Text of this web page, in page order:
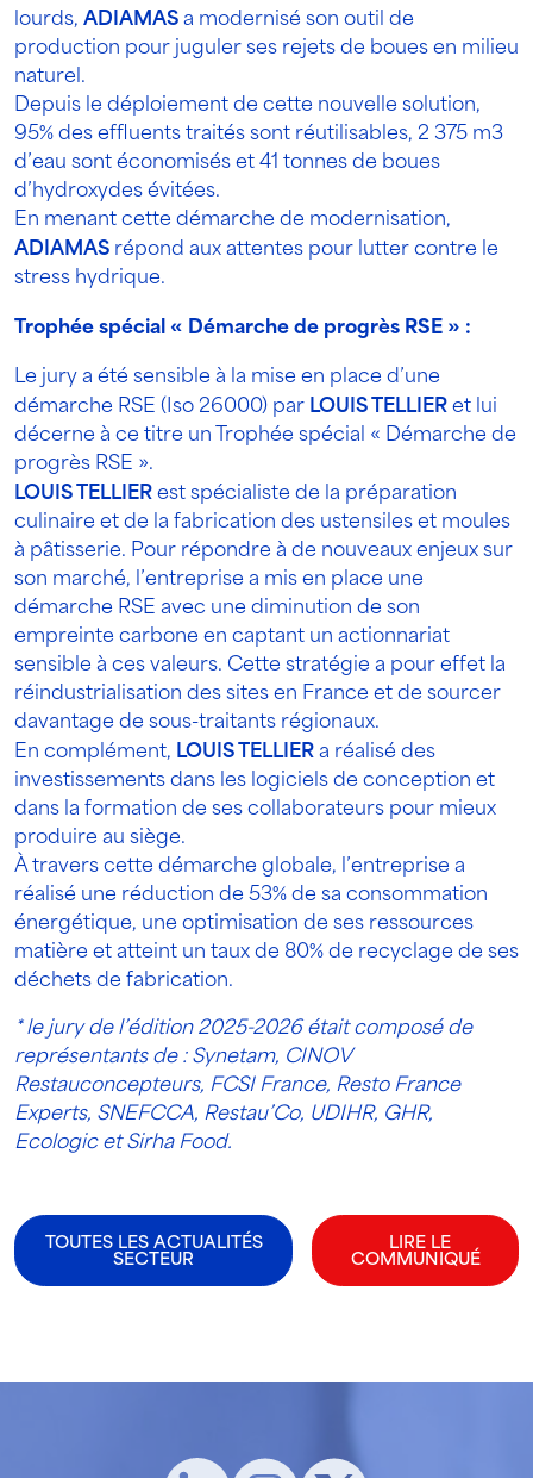
lourds, ADIAMAS a modernisé son outil de
production pour juguler ses rejets de boues en milieu
naturel.
Depuis le déploiement de cette nouvelle solution,
95% des effluents traités sont réutilisables, 2 375 m3
d’eau sont économisés et 41 tonnes de boues
d’hydroxydes évitées.
En menant cette démarche de modernisation,
ADIAMAS répond aux attentes pour lutter contre le
stress hydrique.
Trophée spécial « Démarche de progrès RSE » :
Le jury a été sensible à la mise en place d’une
démarche RSE (Iso 26000) par LOUIS TELLIER et lui
décerne à ce titre un Trophée spécial « Démarche de
progrès RSE ».
LOUIS TELLIER est spécialiste de la préparation
culinaire et de la fabrication des ustensiles et moules
à pâtisserie. Pour répondre à de nouveaux enjeux sur
son marché, l’entreprise a mis en place une
démarche RSE avec une diminution de son
empreinte carbone en captant un actionnariat
sensible à ces valeurs. Cette stratégie a pour effet la
réindustrialisation des sites en France et de sourcer
davantage de sous-traitants régionaux.
En complément, LOUIS TELLIER a réalisé des
investissements dans les logiciels de conception et
dans la formation de ses collaborateurs pour mieux
produire au siège.
À travers cette démarche globale, l’entreprise a
réalisé une réduction de 53% de sa consommation
énergétique, une optimisation de ses ressources
matière et atteint un taux de 80% de recyclage de ses
déchets de fabrication.
* le jury de l’édition 2025-2026 était composé de
représentants de : Synetam, CINOV
Restauconcepteurs, FCSI France, Resto France
Experts, SNEFCCA, Restau’Co, UDIHR, GHR,
Ecologic et Sirha Food.
TOUTES LES ACTUALITÉS
SECTEUR
LIRE LE
COMMUNIQUÉ